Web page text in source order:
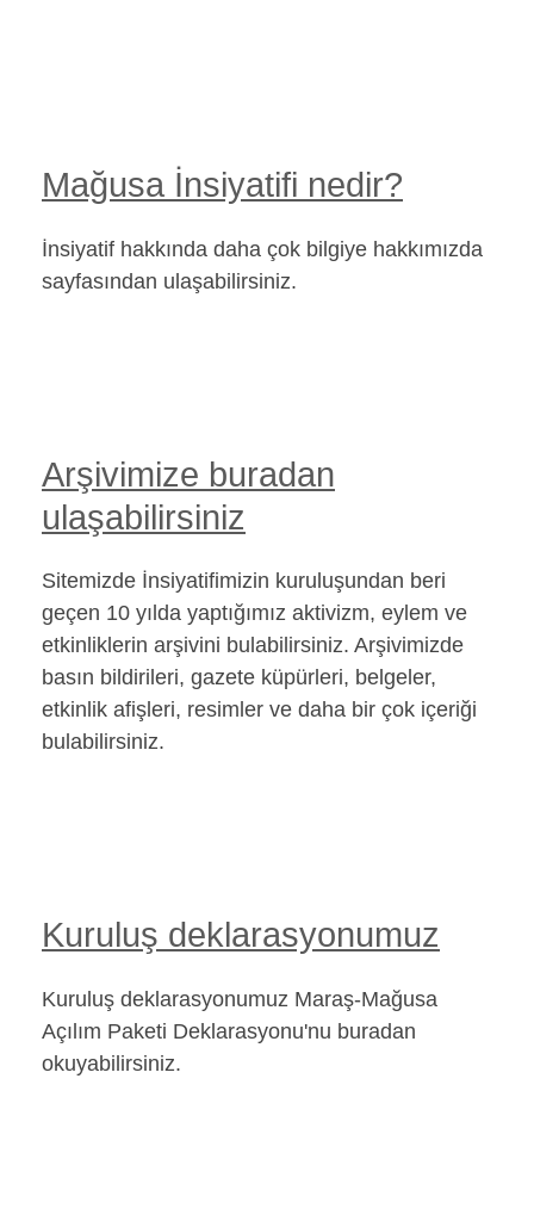
Mağusa İnsiyatifi nedir?
İnsiyatif hakkında daha çok bilgiye hakkımızda
sayfasından ulaşabilirsiniz.
Arşivimize buradan
ulaşabilirsiniz
Sitemizde İnsiyatifimizin kuruluşundan beri
geçen 10 yılda yaptığımız aktivizm, eylem ve
etkinliklerin arşivini bulabilirsiniz. Arşivimizde
basın bildirileri, gazete küpürleri, belgeler,
etkinlik afişleri, resimler ve daha bir çok içeriği
bulabilirsiniz.
Kuruluş deklarasyonumuz
Kuruluş deklarasyonumuz Maraş-Mağusa
Açılım Paketi Deklarasyonu'nu buradan
okuyabilirsiniz.